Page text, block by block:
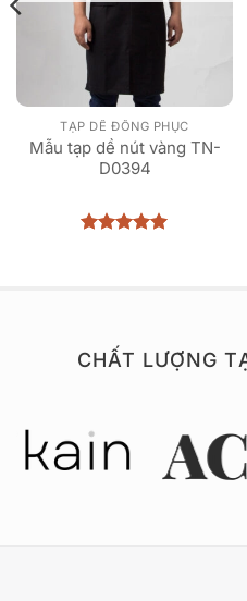
TẠP DỀ ĐỒNG PHỤC
Mẫu tạp dề nút vàng TN-
D0394
CHẤT LƯỢNG